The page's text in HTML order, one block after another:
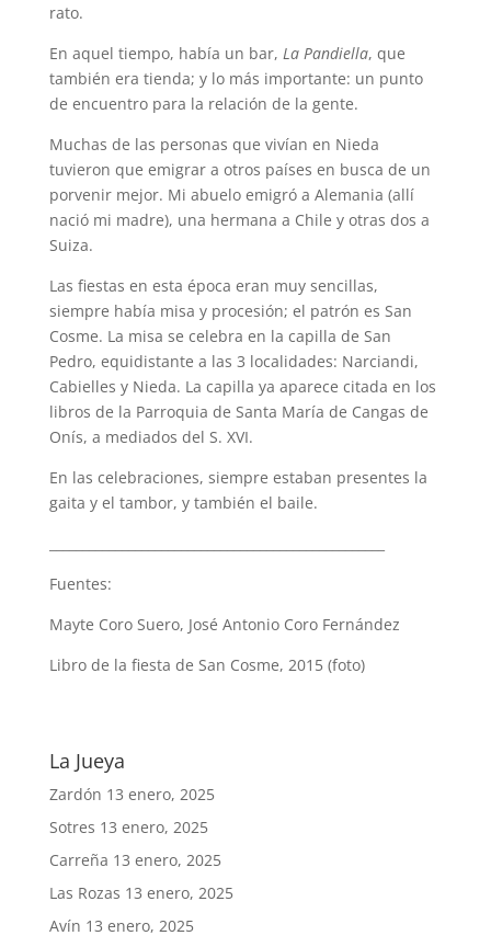
rato.
En aquel tiempo, había un bar, La Pandiella, que
también era tienda; y lo más importante: un punto
de encuentro para la relación de la gente.
Muchas de las personas que vivían en Nieda
tuvieron que emigrar a otros países en busca de un
porvenir mejor. Mi abuelo emigró a Alemania (allí
nació mi madre), una hermana a Chile y otras dos a
Suiza.
Las fiestas en esta época eran muy sencillas,
siempre había misa y procesión; el patrón es San
Cosme. La misa se celebra en la capilla de San
Pedro, equidistante a las 3 localidades: Narciandi,
Cabielles y Nieda. La capilla ya aparece citada en los
libros de la Parroquia de Santa María de Cangas de
Onís, a mediados del S. XVI.
En las celebraciones, siempre estaban presentes la
gaita y el tambor, y también el baile.
Fuentes:
Mayte Coro Suero, José Antonio Coro Fernández
Libro de la fiesta de San Cosme, 2015 (foto)
La Jueya
Zardón 13 enero, 2025
Sotres 13 enero, 2025
Carreña 13 enero, 2025
Las Rozas 13 enero, 2025
Avín 13 enero, 2025